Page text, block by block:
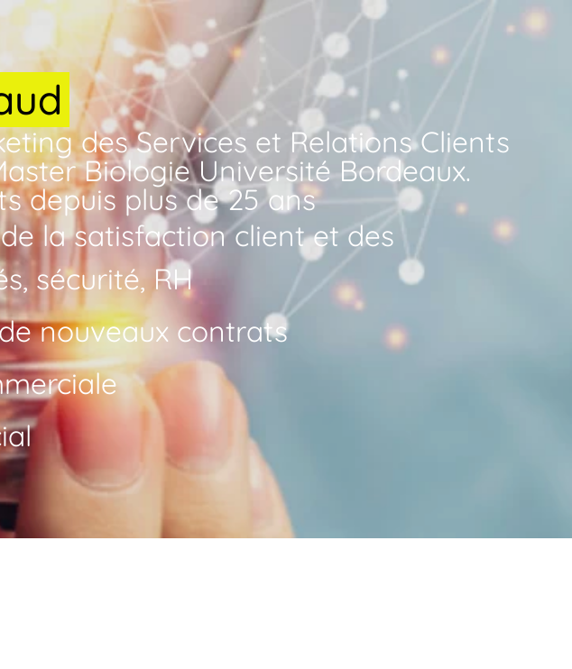
des Services et Relations Clients
Biologie Université Bordeaux.
depuis plus de 25 ans
la satisfaction client et des
sécurité, RH
nouveaux contrats